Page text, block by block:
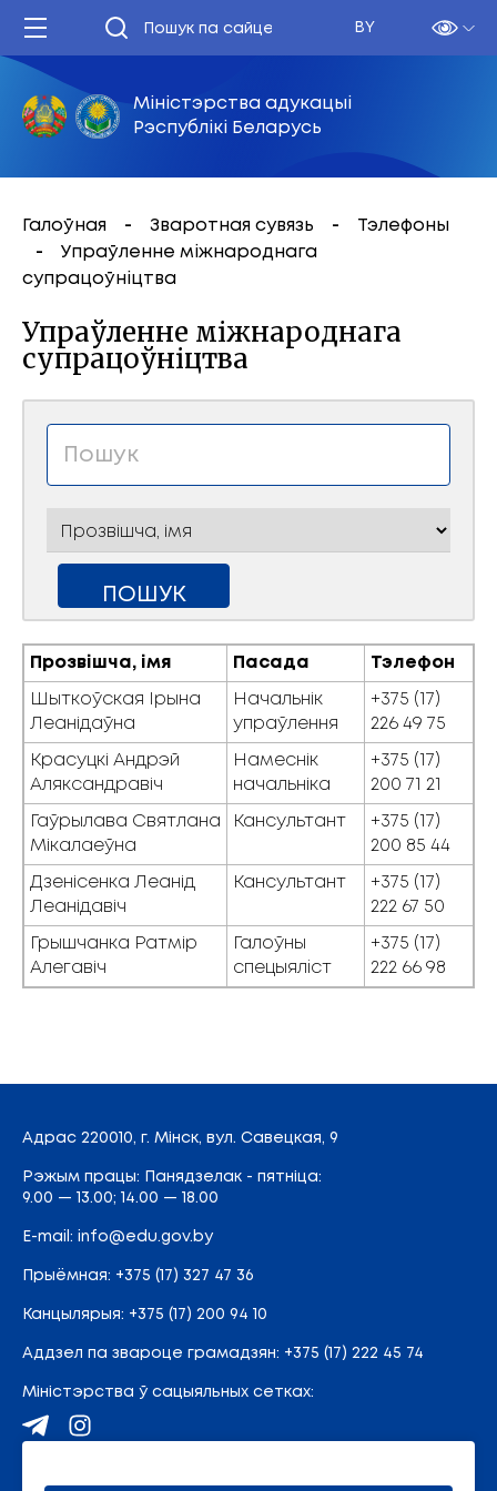
BY
Міністэрства адукацыі
Рэспублікі Беларусь
Галоўная Зваротная сувязь
Тэлефоны
Упраўленне міжнароднага
супрацоўніцтва
Упраўленне міжнароднага
супрацоўніцтва
Прозвішча, імя Пасада Тэлефон
Шыткоўская Ірына
Леанідаўна
Начальнік
упраўлення
+375 (17)
226 49 75
Красуцкі Андрэй
Аляксандравіч
Намеснік
начальніка
+375 (17)
200 71 21
Гаўрылава Святлана
Мікалаеўна
Кансультант
+375 (17)
200 85 44
Дзенісенка Леанід
Леанідавіч
Кансультант
+375 (17)
222 67 50
Грышчанка Ратмір
Алегавіч
Галоўны
спецыялiст
+375 (17)
222 66 98
Адрас 220010, г. Мінск, вул. Савецкая, 9
Рэжым працы: Панядзелак - пятніца:
9.00 — 13.00; 14.00 — 18.00
E-mail: info@edu.gov.by
Прыёмная: +375 (17) 327 47 36
Канцылярыя: +375 (17) 200 94 10
Аддзел па звароце грамадзян: +375 (17) 222 45 74
Міністэрства ў сацыяльных сетках: